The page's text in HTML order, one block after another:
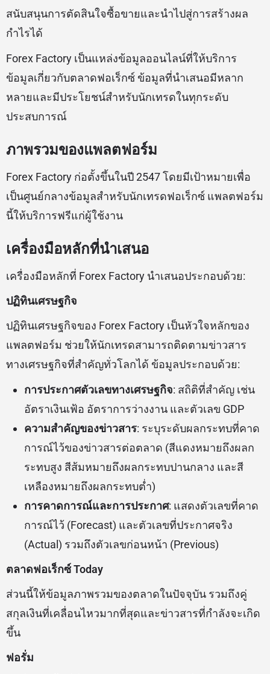
สนับสนุนการตัดสินใจซื้อขายและนำไปสู่การสร้างผล
กำไรได้
Forex Factory เป็นแหล่งข้อมูลออนไลน์ที่ให้บริการ
ข้อมูลเกี่ยวกับตลาดฟอเร็กซ์ ข้อมูลที่นำเสนอมีหลาก
หลายและมีประโยชน์สำหรับนักเทรดในทุกระดับ
ประสบการณ์
ภาพรวมของแพลตฟอร์ม
Forex Factory ก่อตั้งขึ้นในปี 2547 โดยมีเป้าหมายเพื่อ
เป็นศูนย์กลางข้อมูลสำหรับนักเทรดฟอเร็กซ์ แพลตฟอร์ม
นี้ให้บริการฟรีแก่ผู้ใช้งาน
เครื่องมือหลักที่นำเสนอ
เครื่องมือหลักที่ Forex Factory นำเสนอประกอบด้วย:
ปฏิทินเศรษฐกิจ
ปฏิทินเศรษฐกิจของ Forex Factory เป็นหัวใจหลักของ
แพลตฟอร์ม ช่วยให้นักเทรดสามารถติดตามข่าวสาร
ทางเศรษฐกิจที่สำคัญทั่วโลกได้ ข้อมูลประกอบด้วย:
การประกาศตัวเลขทางเศรษฐกิจ: สถิติที่สำคัญ เช่น
อัตราเงินเฟ้อ อัตราการว่างงาน และตัวเลข GDP
ความสำคัญของข่าวสาร: ระบุระดับผลกระทบที่คาด
การณ์ไว้ของข่าวสารต่อตลาด (สีแดงหมายถึงผลก
ระทบสูง สีส้มหมายถึงผลกระทบปานกลาง และสี
เหลืองหมายถึงผลกระทบต่ำ)
การคาดการณ์และการประกาศ: แสดงตัวเลขที่คาด
การณ์ไว้ (Forecast) และตัวเลขที่ประกาศจริง
(Actual) รวมถึงตัวเลขก่อนหน้า (Previous)
ตลาดฟอเร็กซ์ Today
ส่วนนี้ให้ข้อมูลภาพรวมของตลาดในปัจจุบัน รวมถึงคู่
สกุลเงินที่เคลื่อนไหวมากที่สุดและข่าวสารที่กำลังจะเกิด
ขึ้น
ฟอรั่ม